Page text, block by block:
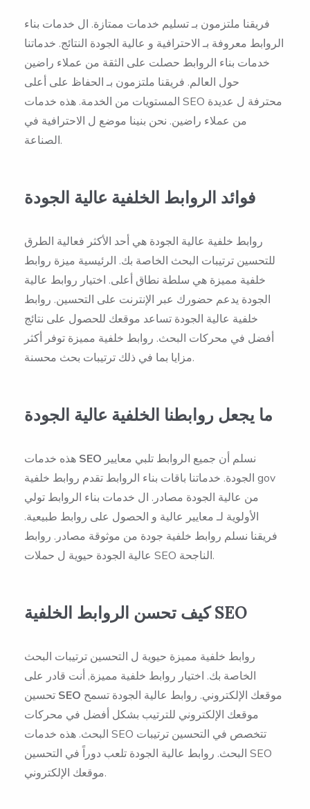
فريقنا ملتزمون بـ تسليم خدمات ممتازة. ال خدمات بناء
الروابط معروفة بـ الاحترافية و عالية الجودة النتائج. خدماتنا
خدمات بناء الروابط حصلت على الثقة من عملاء راضين
حول العالم. فريقنا ملتزمون بـ الحفاظ على أعلى
المستويات من الخدمة. هذه خدمات SEO محترفة ل عديدة
من عملاء راضين. نحن بنينا موضع ل الاحترافية في
الصناعة.
فوائد الروابط الخلفية عالية الجودة
روابط خلفية عالية الجودة هي أحد الأكثر فعالية الطرق
للتحسين ترتيبات البحث الخاصة بك. الرئيسية ميزة روابط
خلفية مميزة هي سلطة نطاق أعلى. اختيار روابط عالية
الجودة يدعم حضورك عبر الإنترنت على التحسين. روابط
خلفية عالية الجودة تساعد موقعك للحصول على نتائج
أفضل في محركات البحث. روابط خلفية مميزة توفر أكثر
مزايا بما في ذلك ترتيبات بحث محسنة.
ما يجعل روابطنا الخلفية عالية الجودة
SEO
الجودة. خدماتنا باقات بناء الروابط تقدم روابط خلفية gov
من عالية الجودة مصادر. ال خدمات بناء الروابط تولي
الأولوية لـ معايير عالية و الحصول على روابط طبيعية.
فريقنا نسلم روابط خلفية جودة من موثوقة مصادر. روابط
عالية الجودة حيوية ل حملات SEO الناجحة.
كيف تحسن الروابط الخلفية SEO
روابط خلفية مميزة حيوية ل التحسين ترتيبات البحث
الخاصة بك. اختيار روابط خلفية مميزة, أنت قادر على
SEO
موقعك الإلكتروني للترتيب بشكل أفضل في محركات
البحث. هذه خدمات SEO تتخصص في التحسين ترتيبات
البحث. روابط عالية الجودة تلعب دوراً في التحسين SEO
موقعك الإلكتروني.